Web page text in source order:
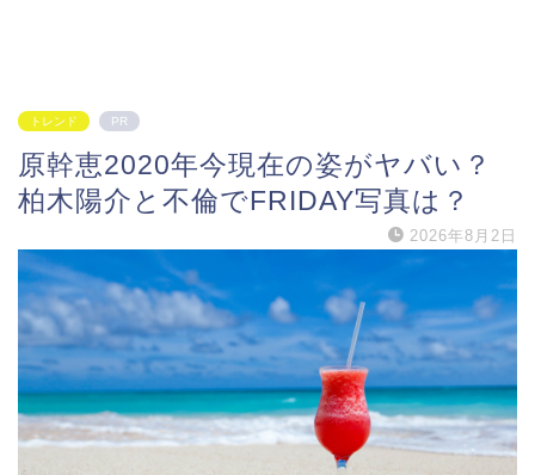
トレンド PR
原幹恵2020年今現在の姿がヤバい？
柏木陽介と不倫でFRIDAY写真は？
2026年8月2日